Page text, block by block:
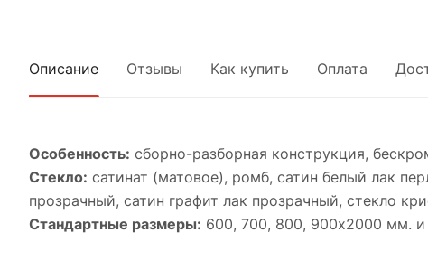
Описание Отзывы Как купить Оплата
Особенность: cборно-разборная конструкция,
Стекло: сатинат (матовое), ромб, cатин белый лак
прозрачный, cатин графит лак прозрачный, cтекло
Стандартные размеры: 600, 700, 800, 900х2000 мм.